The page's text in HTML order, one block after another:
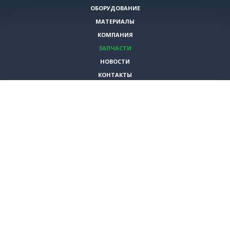
ОБОРУДОВАНИЕ
МАТЕРИАЛЫ
КОМПАНИЯ
ЗАПЧАСТИ
НОВОСТИ
КОНТАКТЫ